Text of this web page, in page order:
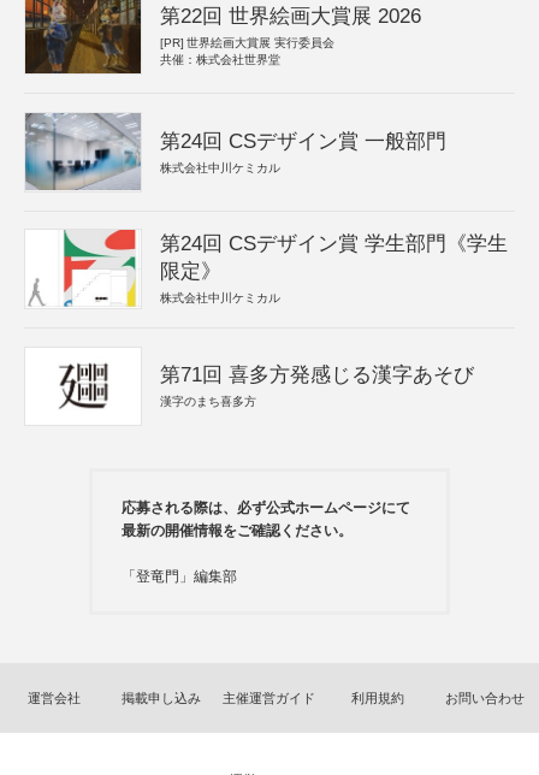
第22回 世界絵画大賞展 2026
[PR] 世界絵画大賞展 実行委員会
共催：株式会社世界堂
第24回 CSデザイン賞 一般部門
株式会社中川ケミカル
第24回 CSデザイン賞 学生部門《学生
限定》
株式会社中川ケミカル
第71回 喜多方発感じる漢字あそび
漢字のまち喜多方
応募される際は、必ず公式ホームページにて
最新の開催情報をご確認ください。
「登竜門」編集部
運営会社 掲載申し込み 主催運営ガイド 利用規約 お問い合わせ